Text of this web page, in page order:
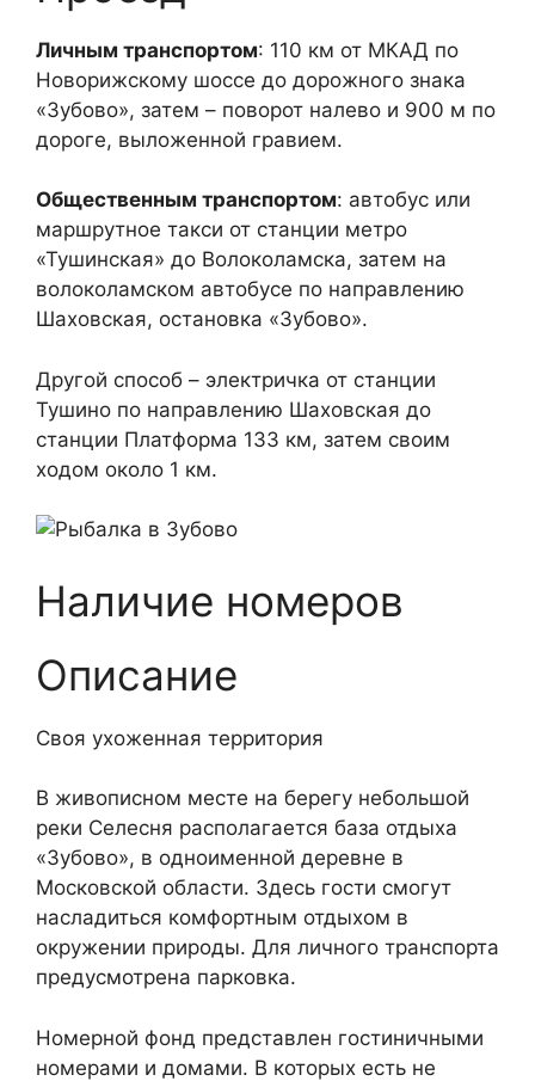
Личным транспортом: 110 км от МКАД по
Новорижскому шоссе до дорожного знака
«Зубово», затем – поворот налево и 900 м по
дороге, выложенной гравием.
Общественным транспортом: автобус или
маршрутное такси от станции метро
«Тушинская» до Волоколамска, затем на
волоколамском автобусе по направлению
Шаховская, остановка «Зубово».
Другой способ – электричка от станции
Тушино по направлению Шаховская до
станции Платформа 133 км, затем своим
ходом около 1 км.
Наличие номеров
Описание
Своя ухоженная территория
В живописном месте на берегу небольшой
реки Селесня располагается база отдыха
«Зубово», в одноименной деревне в
Московской области. Здесь гости смогут
насладиться комфортным отдыхом в
окружении природы. Для личного транспорта
предусмотрена парковка.
Номерной фонд представлен гостиничными
номерами и домами. В которых есть не